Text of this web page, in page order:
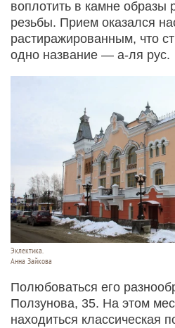
воплотить в камне образы
резьбы. Прием оказался
растиражированным, что
одно название — а-ля рус.
Эклектика.
Анна Зайкова
Полюбоваться его
Ползунова, 35. На этом
находиться классическая